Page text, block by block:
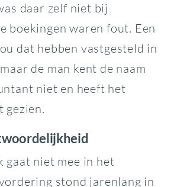
daar zelf niet bij
boekingen waren fout. Een
dat hebben vastgesteld in
de man kent de naam
niet en heeft het
gezien.
gaat niet mee in het
stond jarenlang in